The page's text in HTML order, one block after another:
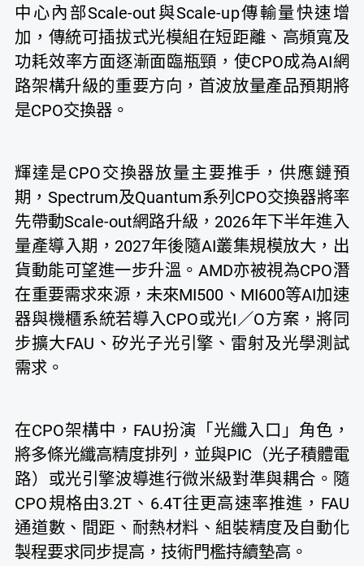
中心內部Scale-out與Scale-up傳輸量快速增
加，傳統可插拔式光模組在短距離、高頻寬及
功耗效率方面逐漸面臨瓶頸，使CPO成為AI網
路架構升級的重要方向，首波放量產品預期將
是CPO交換器。
輝達是CPO交換器放量主要推手，供應鏈預
期，Spectrum及Quantum系列CPO交換器將率
先帶動Scale-out網路升級，2026年下半年進入
量產導入期，2027年後隨AI叢集規模放大，出
貨動能可望進一步升溫。AMD亦被視為CPO潛
在重要需求來源，未來MI500、MI600等AI加速
器與機櫃系統若導入CPO或光I／O方案，將同
步擴大FAU、矽光子光引擎、雷射及光學測試
需求。
在CPO架構中，FAU扮演「光纖入口」角色，
將多條光纖高精度排列，並與PIC（光子積體電
路）或光引擎波導進行微米級對準與耦合。隨
CPO規格由3.2T、6.4T往更高速率推進，FAU
通道數、間距、耐熱材料、組裝精度及自動化
製程要求同步提高，技術門檻持續墊高。